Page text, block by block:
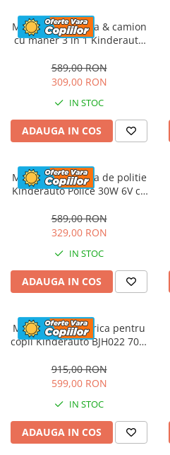
Masinuta electrica & camion
cu maner 3 in 1 Kinderauto
tapitat, music player
589,00 RON
309,00 RON
IN STOC
ADAUGA IN COS
Masinuta electrica de politie
Kinderauto Police 30W 6V cu
bluetooth, culoare Rosu
589,00 RON
329,00 RON
IN STOC
ADAUGA IN COS
Motocicleta electrica pentru
copii Kinderauto BJH022 70W
915,00 RON
599,00 RON
IN STOC
ADAUGA IN COS